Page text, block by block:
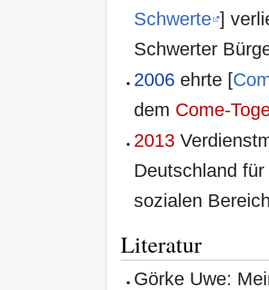
Schwerte ]
Schwerter
2006 ehrte [
dem Come-
2013
Deutschland
sozialen
Literatur
Görke Uwe: